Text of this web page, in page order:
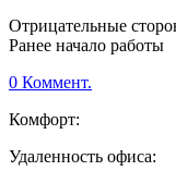
Отрицательные
Ранее начало работы
0 Коммент.
Комфорт:
Удаленность офиса: